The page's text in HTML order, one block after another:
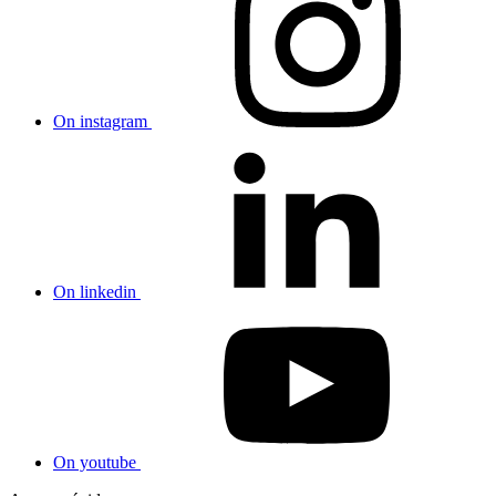
On instagram
On linkedin
On youtube